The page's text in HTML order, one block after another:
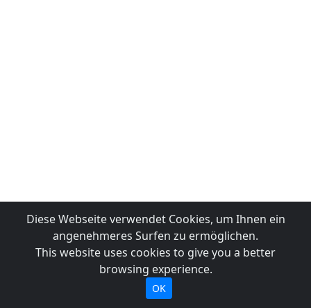
Diese Webseite verwendet Cookies, um Ihnen ein
angenehmeres Surfen zu ermöglichen.
This website uses cookies to give you a better
browsing experience.
OK